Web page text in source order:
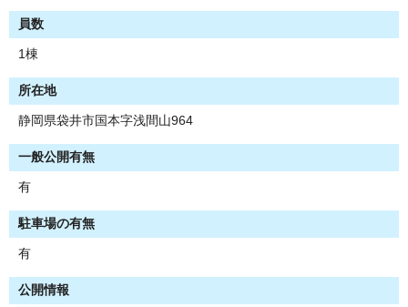
員数
1棟
所在地
静岡県袋井市国本字浅間山964
一般公開有無
有
駐車場の有無
有
公開情報